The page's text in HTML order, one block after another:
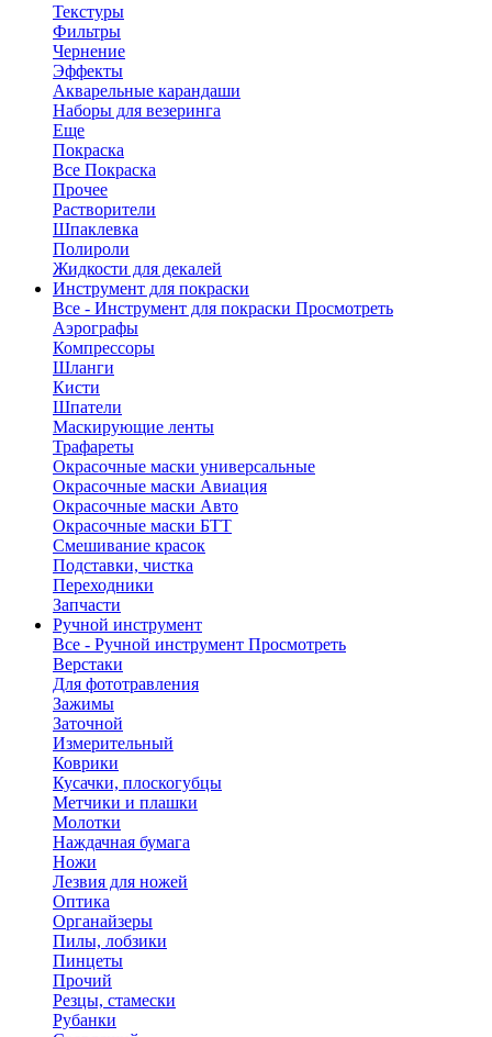
Текстуры
Фильтры
Чернение
Эффекты
Акварельные карандаши
Наборы для везеринга
Еще
Покраска
Все Покраска
Прочее
Растворители
Шпаклевка
Полироли
Жидкости для декалей
Инструмент для покраски
Все - Инструмент для покраски Просмотреть
Аэрографы
Компрессоры
Шланги
Кисти
Шпатели
Маскирующие ленты
Трафареты
Окрасочные маски универсальные
Окрасочные маски Авиация
Окрасочные маски Авто
Окрасочные маски БТТ
Смешивание красок
Подставки, чистка
Переходники
Запчасти
Ручной инструмент
Все - Ручной инструмент Просмотреть
Верстаки
Для фототравления
Зажимы
Заточной
Измерительный
Коврики
Кусачки, плоскогубцы
Метчики и плашки
Молотки
Наждачная бумага
Ножи
Лезвия для ножей
Оптика
Органайзеры
Пилы, лобзики
Пинцеты
Прочий
Резцы, стамески
Рубанки